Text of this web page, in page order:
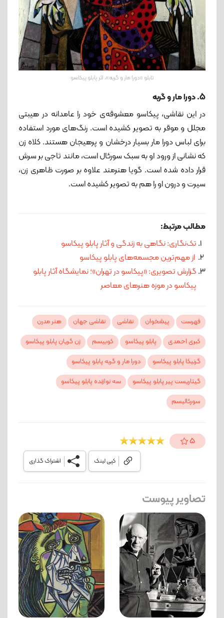
تابلو «دورا مار و گربه»، اثر پابلو پیکاسو
5. دورا مار و گربه
در این نقاشی، پیکاسو معشوقه‌ی خود را عامدانه در هیبتی
مجلل و موقر به تصویر کشیده است. رنگ‌های مورد استفاده
برای لباس دورا مار بسیار درخشان و پرهیجان هستند. کلاه زن
که نشانی از ورود او به سبک سورئال است، مانند تاجی بر سرش
قرار داده شده است. گویا هنرمند علاوه بر صورت ظاهری زن،
سیرت و درون او را هم به تصویر کشیده است.
مطالب مرتبط:
تک‌نگاری: نگاهی به زندگی و آثار پابلو پیکاسو
از مهم‌ترین مجسمه‌های پابلو پیکاسو
گزارش تصویری: «پیکاسو در تهران»؛ نمایشگاه آثار پابلو
پیکاسو در موزه هنرهای معاصر
فهرست پیشخوان نقاشی نقاشی جهان
هنر مدرن
کبری احمدی
پابلو پیکاسو کوبیسم
زن گریان پابلو پیکاسو
گرنیکا پابلو پیکاسو
دورا مار و گربه پابلو پیکاسو
گیتاریست پیر پابلو پیکاسو
سه نوازنده پابلو پیکاسو
سورئالیسم
5
اشتراک گذاری کپی لینک
تصاویر پیوست